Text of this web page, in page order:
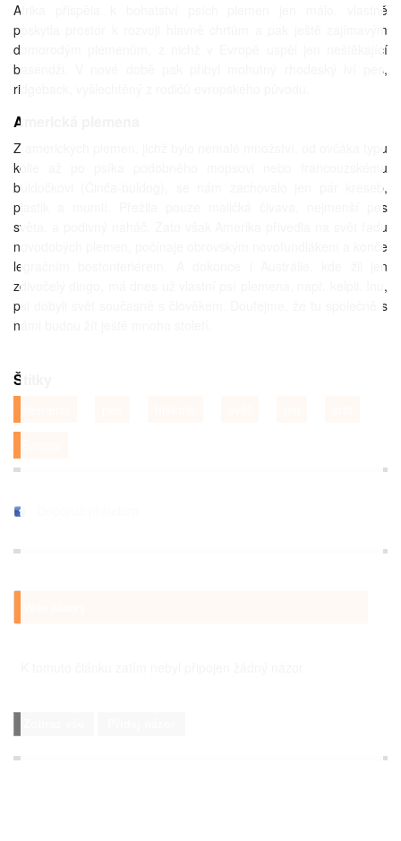
Afrika přispěla k bohatství psích plemen jen málo, vlastně
poskytla prostor k rozvoji hlavně chrtům a pak ještě zajímavým
domorodým plemenům, z nichž v Evropě uspěl jen neštěkající
basendži. V nové době pak přibyl mohutný rhodeský lví pes,
ridgeback, vyšlechtěný z rodičů evropského původu.
Americká plemena
Z amerických plemen, jichž bylo nemalé množství, od ovčáka typu
kolie až po psíka podobného mopsovi nebo francouzskému
buldočkovi (Činča-buldog), se nám zachovalo jen pár kreseb,
plastik a mumií. Přežila pouze maličká čivava, nejmenší pes
světa, a podivný naháč. Zato však Amerika přivedla na svět řadu
novodobých plemen, počínaje obrovským novofundlákem a konče
legračním bostonteriérem. A dokonce i Austrálie, kde žil jen
zdivočelý dingo, má dnes už vlastní psí plemena, např. kelpii. Inu,
psi dobyli svět současně s člověkem. Doufejme, že tu společně s
námi budou žít ještě mnoho století.
Štítky